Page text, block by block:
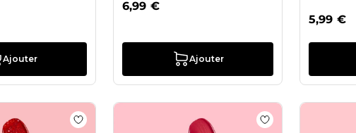
Ajouter
6,99 €
Ajouter
5,99 €
Gel Couleur F94 Spicy Red
Ajouter à la liste de souhaits Gel Glitter G05 Red Glitter
Ajouter à la liste